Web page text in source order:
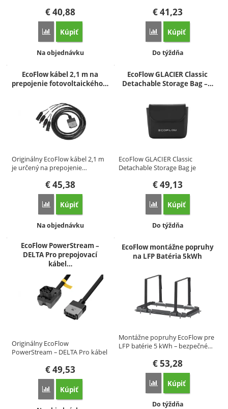
€40,88
Porovnať
Kúpiť
Dostupnosť:
Na objednávku
€41,23
Porovnať
Kúpiť
Dostupnosť:
Do týždňa
EcoFlow kábel 2,1 m na
prepojenie fotovoltaického…
Originálny EcoFlow kábel 2,1 m
je určený na prepojenie…
€45,38
Porovnať
Kúpiť
Dostupnosť:
Na objednávku
EcoFlow GLACIER Classic
Detachable Storage Bag –…
EcoFlow GLACIER Classic
Detachable Storage Bag je
€49,13
Porovnať
Kúpiť
Dostupnosť:
Do týždňa
EcoFlow PowerStream –
DELTA Pro prepojovací
kábel…
Originálny EcoFlow
PowerStream – DELTA Pro kábel
€49,53
Porovnať
Kúpiť
EcoFlow montážne popruhy
na LFP Batéria 5kWh
Montážne popruhy EcoFlow pre
LFP batérie 5 kWh – bezpečné…
€53,28
Porovnať
Kúpiť
Dostupnosť:
Do týždňa